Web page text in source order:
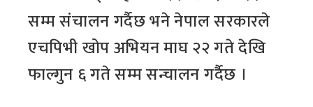
सम्म संचालन गर्दैछ भने नेपाल सरकारले
एचपिभी खोप अभियन माघ २२ गते देखि
फाल्गुन ६ गते सम्म सन्चालन गर्दैछ ।